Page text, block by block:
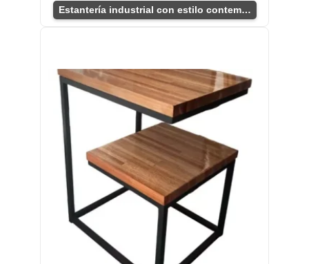
Estantería industrial con estilo contemporáneo